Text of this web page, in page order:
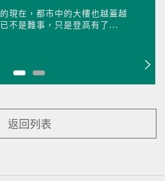
現在，都市中的大樓也越蓋越
不是難事，只是登高有了...
返回列表